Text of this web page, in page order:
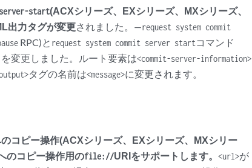
server-start(ACXシリーズ、EXシリーズ、MXシリーズ、
出力タグが変更されました。—request system commit
RPC)と request system commit server startコマンド
変更しました。ルート要素は<commit-server-information>
タグの名前は<message>に変更されます。
コピー操作(ACXシリーズ、EXシリーズ、MXシリー
のコピー操作用のfile://URIをサポートします。<url>が